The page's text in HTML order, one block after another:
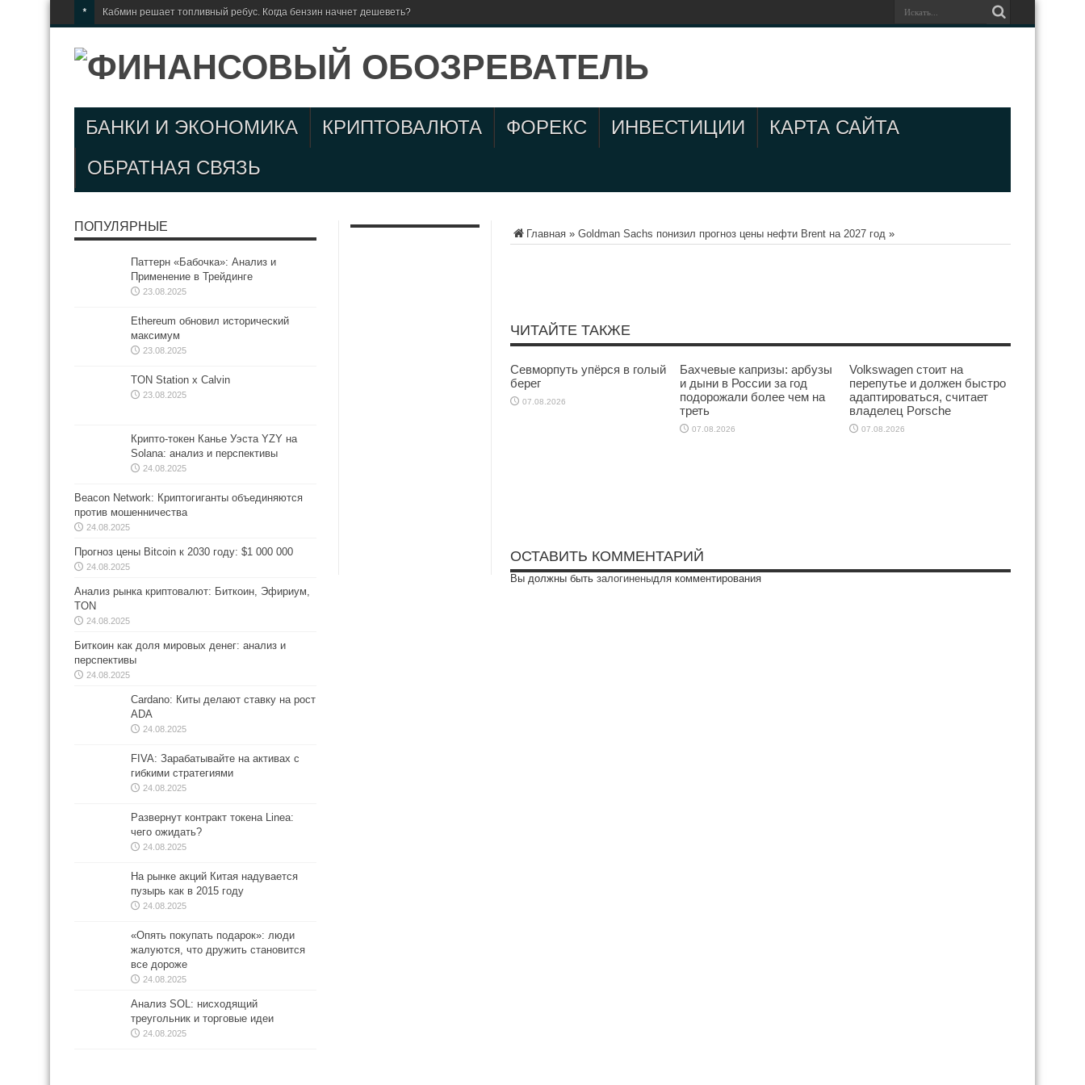
* Кабмин решает топливный ребус. Когда бензин начнет дешеветь?
БАНКИ И ЭКОНОМИКА КРИПТОВАЛЮТА ФОРЕКС ИНВЕСТИЦИИ
КАРТА САЙТА
ОБРАТНАЯ СВЯЗЬ
Главная » Goldman Sachs понизил прогноз цены нефти Brent на 2027 год »
ЧИТАЙТЕ ТАКЖЕ
Севморпуть упёрся в голый
берег
07.08.2026
Бахчевые капризы: арбузы
и дыни в России за год
подорожали более чем на
треть
07.08.2026
Volkswagen стоит на
перепутье и должен быстро
адаптироваться, считает
владелец Porsche
07.08.2026
ОСТАВИТЬ КОММЕНТАРИЙ
Вы должны быть залогиненыдля комментирования
ПОПУЛЯРНЫЕ
Паттерн «Бабочка»: Анализ и
Применение в Трейдинге
23.08.2025
Ethereum обновил исторический
максимум
23.08.2025
TON Station x Calvin
23.08.2025
Крипто-токен Канье Уэста YZY на
Solana: анализ и перспективы
24.08.2025
Beacon Network: Криптогиганты объединяются
против мошенничества
24.08.2025
Прогноз цены Bitcoin к 2030 году: $1 000 000
24.08.2025
Анализ рынка криптовалют: Биткоин, Эфириум,
TON
24.08.2025
Биткоин как доля мировых денег: анализ и
перспективы
24.08.2025
Cardano: Киты делают ставку на рост
ADA
24.08.2025
FIVA: Зарабатывайте на активах с
гибкими стратегиями
24.08.2025
Развернут контракт токена Linea:
чего ожидать?
24.08.2025
На рынке акций Китая надувается
пузырь как в 2015 году
24.08.2025
«Опять покупать подарок»: люди
жалуются, что дружить становится
все дороже
24.08.2025
Анализ SOL: нисходящий
треугольник и торговые идеи
24.08.2025